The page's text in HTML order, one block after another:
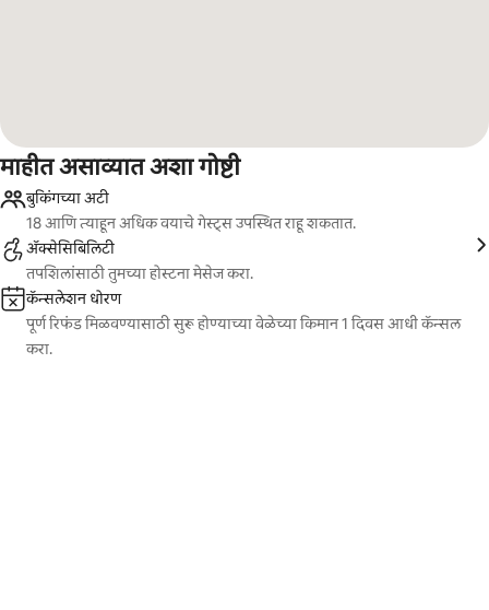
माहीत असाव्यात अशा गोष्टी
बुकिंगच्या अटी
18 आणि त्याहून अधिक वयाचे गेस्ट्स उपस्थित राहू शकतात.
ॲक्सेसिबिलिटी
तपशिलांसाठी तुमच्या होस्टना मेसेज करा.
कॅन्सलेशन धोरण
पूर्ण रिफंड मिळवण्यासाठी सुरू होण्याच्या वेळेच्या किमान 1 दिवस आधी कॅन्सल
करा.